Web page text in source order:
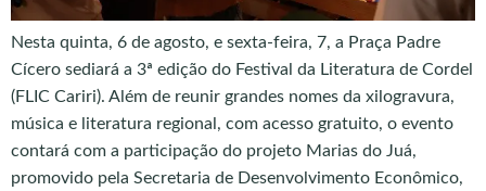
Nesta quinta, 6 de agosto, e sexta-feira, 7, a Praça Padre
Cícero sediará a 3ª edição do Festival da Literatura de Cordel
(FLIC Cariri). Além de reunir grandes nomes da xilogravura,
música e literatura regional, com acesso gratuito, o evento
contará com a participação do projeto Marias do Juá,
promovido pela Secretaria de Desenvolvimento Econômico,